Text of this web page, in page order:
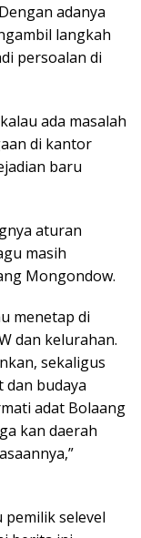
adanya
langkah
persoalan di
ada masalah
di kantor
baru
aturan
masih
Mongondow.
menetap di
dan kelurahan.
sekaligus
budaya
adat Bolaang
kan daerah
selevel